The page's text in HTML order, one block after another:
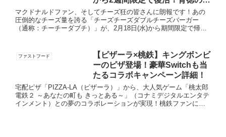
500円バーガーを逃すな
マクドナルドファン、そしてチーズ狂の皆さんに朗報です！あの
圧倒的なチーズ量を誇る「チーズチーズダブルチーズバーガー
（通称：チーチーダブチ）」が、2月18日(水)から期間限定で帰っ
ファストフード
【ピザーラ×桃鉄】キングボンビ
ーのピザ登場！豪華Switchも当
たるコラボキャンペーン詳細！
宅配ピザ「PIZZA-LA（ピザーラ）」から、大人気ゲーム「桃太郎
電鉄２ ～あなたの町も きっとある～」（コナミデジタルエンタテ
インメント）との夢のコラボレーションが実現！桃鉄ファンには